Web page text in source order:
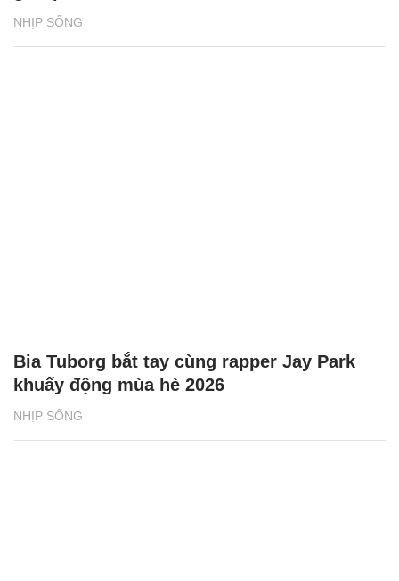
NHỊP SỐNG
NHỊP SỐNG
Bia Tuborg bắt tay cùng rapper Jay Park
khuấy động mùa hè 2026